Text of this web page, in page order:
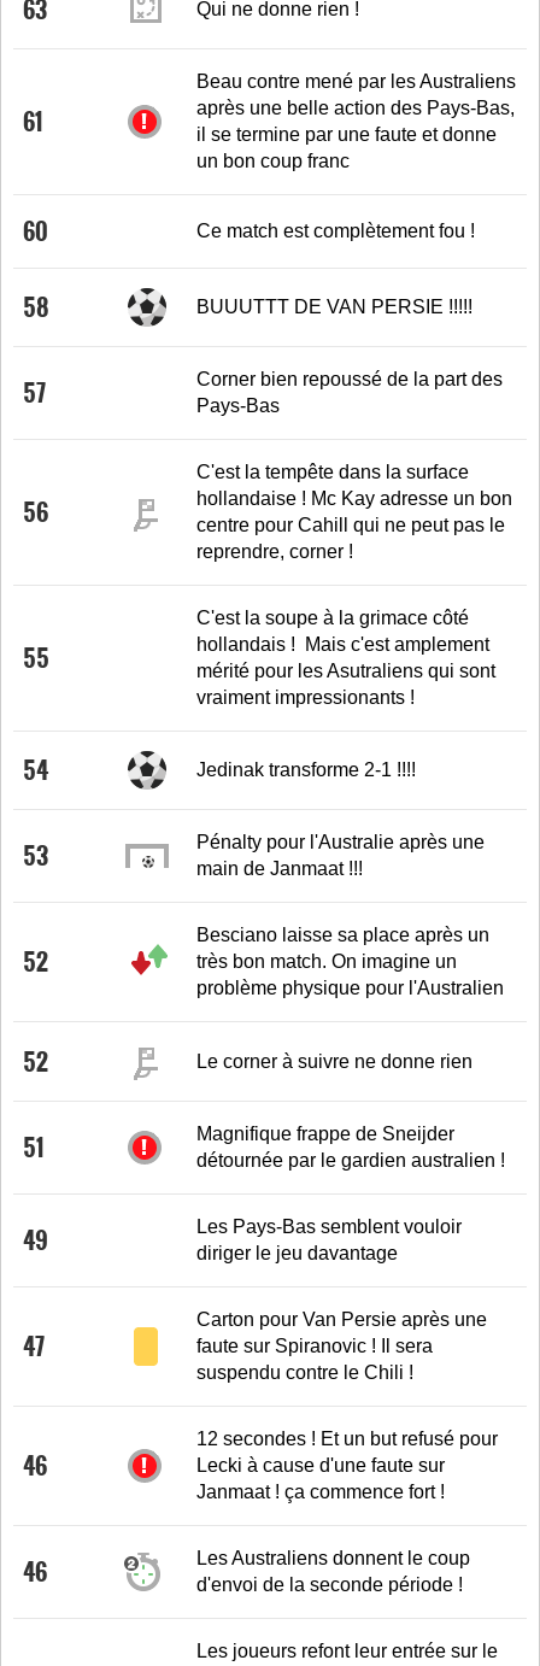
63 Qui ne donne rien !
61
Beau contre mené par les Australiens
après une belle action des Pays-Bas,
il se termine par une faute et donne
un bon coup franc
60 Ce match est complètement fou !
58 BUUUTTT DE VAN PERSIE !!!!!
57
Corner bien repoussé de la part des
Pays-Bas
56
C'est la tempête dans la surface
hollandaise ! Mc Kay adresse un bon
centre pour Cahill qui ne peut pas le
reprendre, corner !
55
C'est la soupe à la grimace côté
hollandais ! Mais c'est amplement
mérité pour les Asutraliens qui sont
vraiment impressionants !
54 Jedinak transforme 2-1 !!!!
53
Pénalty pour l'Australie après une
main de Janmaat !!!
52
Besciano laisse sa place après un
très bon match. On imagine un
problème physique pour l'Australien
52 Le corner à suivre ne donne rien
51
Magnifique frappe de Sneijder
détournée par le gardien australien !
49
Les Pays-Bas semblent vouloir
diriger le jeu davantage
47
Carton pour Van Persie après une
faute sur Spiranovic ! Il sera
suspendu contre le Chili !
46
12 secondes ! Et un but refusé pour
Lecki à cause d'une faute sur
Janmaat ! ça commence fort !
46
Les Australiens donnent le coup
d'envoi de la seconde période !
Les joueurs refont leur entrée sur le